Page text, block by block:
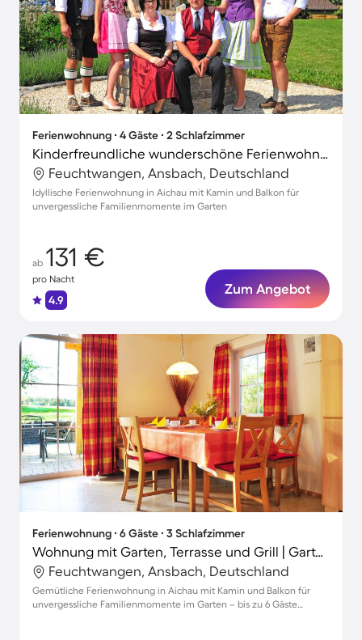
Ferienwohnung ∙ 4 Gäste ∙ 2 Schlafzimmer
Kinderfreundliche wunderschöne Ferienwohnung mit Grill, Garten und Terrasse | Gartenblick
Feuchtwangen, Ansbach, Deutschland
Idyllische Ferienwohnung in Aichau mit Kamin und Balkon für
unvergessliche Familienmomente im Garten
ab 131 €
pro Nacht
4.9
Zum Angebot
Ferienwohnung ∙ 6 Gäste ∙ 3 Schlafzimmer
Wohnung mit Garten, Terrasse und Grill | Gartenblick
Feuchtwangen, Ansbach, Deutschland
Gemütliche Ferienwohnung in Aichau mit Kamin und Balkon für
unvergessliche Familienmomente im Garten – bis zu 6 Gäste